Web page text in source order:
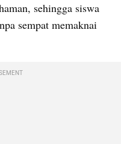
sehingga siswa
sempat memaknai